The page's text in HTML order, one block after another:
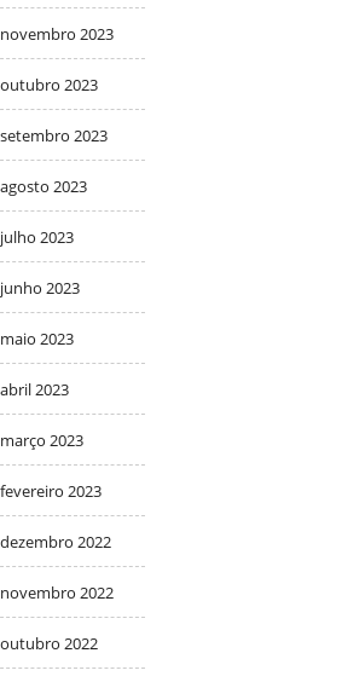
novembro 2023
outubro 2023
setembro 2023
agosto 2023
julho 2023
junho 2023
maio 2023
abril 2023
março 2023
fevereiro 2023
dezembro 2022
novembro 2022
outubro 2022